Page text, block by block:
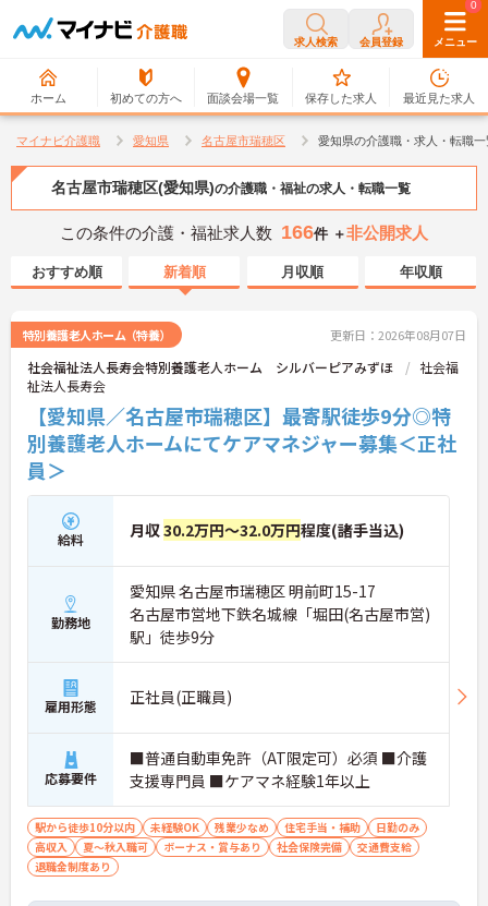
求人検索 会員登録 メニュー
ホーム 初めての方へ 面談会場一覧
0
保存した求人
0
最近見た求人
マイナビ介護職 愛知県 名古屋市瑞穂区 愛知県の介護職・求人・転職一
名古屋市瑞穂区(愛知県)の介護職・福祉の求人・転職一覧
この条件の介護・福祉求人数 166件 ＋非公開求人
おすすめ順 新着順 月収順 年収順
特別養護老人ホーム（特養） 更新日：2026年08月07日
社会福祉法人長寿会特別養護老人ホーム シルバーピアみずほ
社会福
祉法人長寿会
【愛知県／名古屋市瑞穂区】最寄駅徒歩9分◎特
別養護老人ホームにてケアマネジャー募集＜正社
員＞
給料 月収30.2万円～32.0万円程度(諸手当込)
勤務地
愛知県 名古屋市瑞穂区 明前町15-17
名古屋市営地下鉄名城線「堀田(名古屋市営)
駅」徒歩9分
雇用形態 正社員(正職員)
応募要件
■普通自動車免許（AT限定可）必須 ■介護
支援専門員 ■ケアマネ経験1年以上
駅から徒歩10分以内 未経験OK 残業少なめ 住宅手当・補助
日勤のみ
高収入
夏～秋入職可 ボーナス・賞与あり 社会保険完備
交通費支給
退職金制度あり